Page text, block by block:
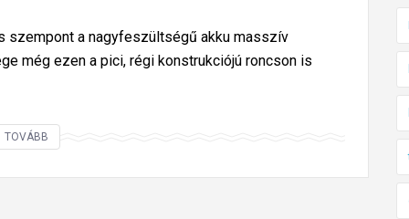
B
a
a nagyfeszültségű akku masszív
még ezen a pici, régi konstrukciójú roncson is
TOVÁBB